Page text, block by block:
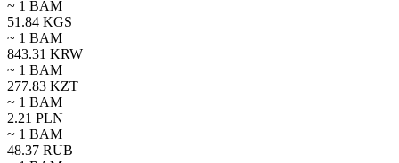
~ 1 BAM
51.84 KGS
~ 1 BAM
843.31 KRW
~ 1 BAM
277.83 KZT
~ 1 BAM
2.21 PLN
~ 1 BAM
48.37 RUB